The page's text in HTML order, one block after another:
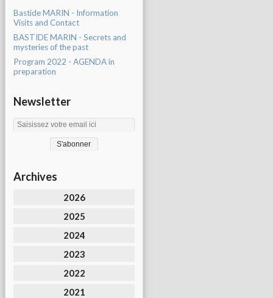
Bastide MARIN - Information
Visits and Contact
BASTIDE MARIN - Secrets and
mysteries of the past
Program 2022 - AGENDA in
preparation
Newsletter
Archives
2026
2025
2024
2023
2022
2021